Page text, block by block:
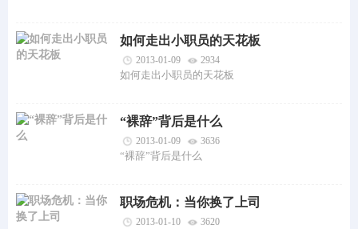
如何走出小职员的天花板
2013-01-09 2934
如何走出小职员的天花板
“裸辞”背后是什么
2013-01-09 3636
“裸辞”背后是什么
职场危机：当你换了上司
2013-01-10 3620